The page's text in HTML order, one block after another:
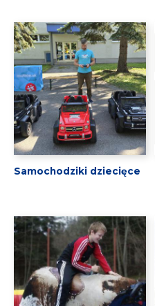
Samochodziki dziecięce